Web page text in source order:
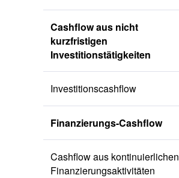
Cashflow aus nicht
kurzfristigen
Investitionstätigkeiten
Investitionscashflow
Finanzierungs-Cashflow
Cashflow aus kontinuierlichen
Finanzierungsaktivitäten